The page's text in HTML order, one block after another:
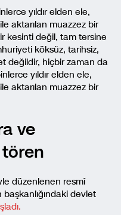
yıldır elden ele,
aktarılan muazzez bir
kesinti değil, tam tersine
köksüz, tarihsiz,
değildir, hiçbir zaman da
yıldır elden ele,
aktarılan muazzez bir
ve
düzenlenen resmî
devlet